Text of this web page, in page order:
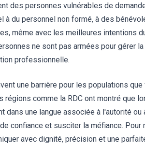
des personnes vulnérables de
à du personnel non formé, à des
même avec les meilleures intentions
ne sont pas armées pour gérer
professionnelle.
une barrière pour les populations
régions comme la RDC ont montré que
dans une langue associée à l'autorité ou
confiance et susciter la méfiance. Pour
avec dignité, précision et une